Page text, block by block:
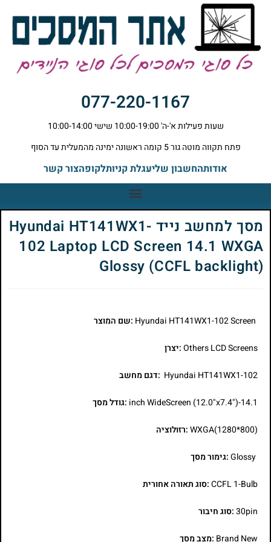
077-220-1167
שעות פעילות א'-ה' 10:00-19:00 שישי 10:00-14:00
פתח תקווה מוטה גור 5 קומה ראשונה ימינה מהמעלית עד הסוף
אודותהחשבון שליעגלת קניותלקופהצור קשר
מסך למחשב נייד Hyundai HT141WX1-
102 Laptop LCD Screen 14.1 WXGA
Glossy (CCFL backlight)
:שם המוצר
Others LCD Screens:יצרן
Hyundai HT141WX1-102 :דגם מחשב
14.1-inch WideScreen (12.0"x7.4") :גודל מסך
WXGA(1280*800):רזולוציה
Glossy:גימור מסך
CCFL 1-Bulb:סוג תאורה אחורית
30pin:סוג חיבור
Brand New :מצב מסך